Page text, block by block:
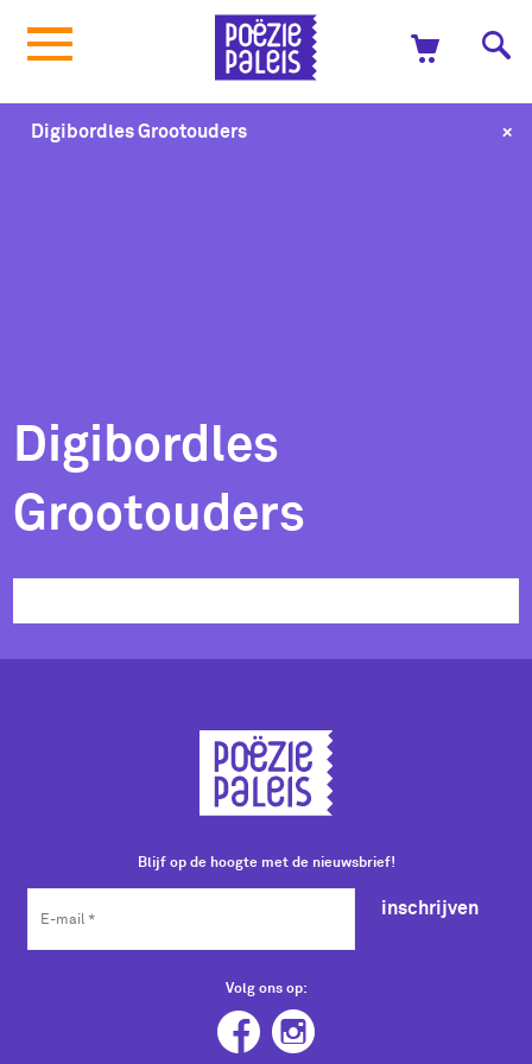
Digibordles Grootouders +
Digibordles
Grootouders
Blijf op de hoogte met de nieuwsbrief!
inschrijven
Volg ons op: